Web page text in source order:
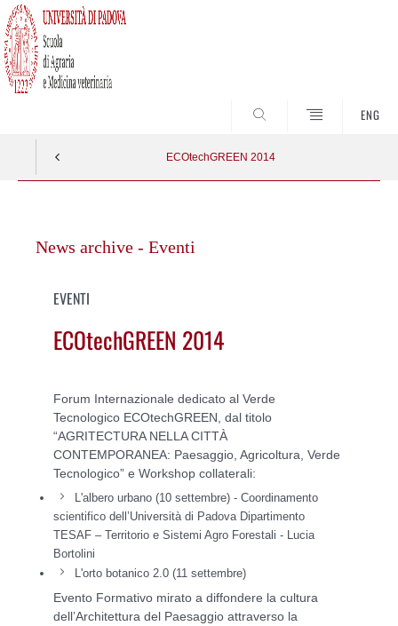
ENG
ECOtechGREEN 2014
contenutoNews archive - Eventi
EVENTI
ECOtechGREEN 2014
Forum Internazionale dedicato al Verde
Tecnologico ECOtechGREEN, dal titolo
“AGRITECTURA NELLA CITTÀ
CONTEMPORANEA: Paesaggio, Agricoltura, Verde
Tecnologico” e Workshop collaterali:
L'albero urbano (10 settembre) - Coordinamento
scientifico dell’Università di Padova Dipartimento
TESAF – Territorio e Sistemi Agro Forestali - Lucia
Bortolini
L'orto botanico 2.0 (11 settembre)
Evento Formativo mirato a diffondere la cultura
dell’Architettura del Paesaggio attraverso la